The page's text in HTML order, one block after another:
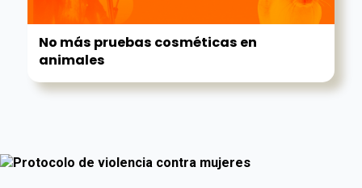
No más pruebas cosméticas en
animales